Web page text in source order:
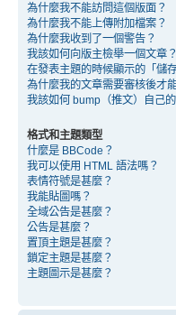
為什麼我不能訪問這個版面？
為什麼我不能上傳附加檔案？
為什麼我收到了一個警告？
我該如何向版主檢舉一個文章？
在發表主題的時候顯示的「儲
為什麼我的文章需要審核後才
我該如何 bump（推文）自己
格式和主題類型
什麼是 BBCode？
我可以使用 HTML 語法嗎？
表情符號是甚麼？
我能貼圖嗎？
全域公告是甚麼？
公告是甚麼？
置頂主題是甚麼？
鎖定主題是甚麼？
主題圖示是甚麼？